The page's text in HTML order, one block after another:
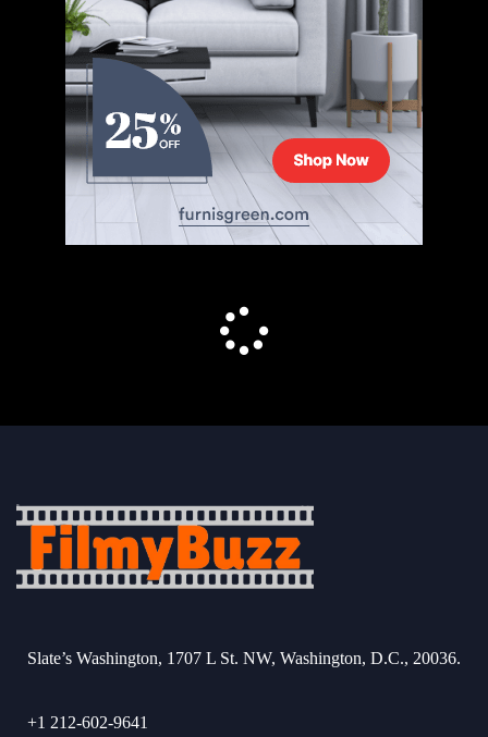
Slate’s Washington, 1707 L St. NW, Washington, D.C., 20036.
+1 212-602-9641